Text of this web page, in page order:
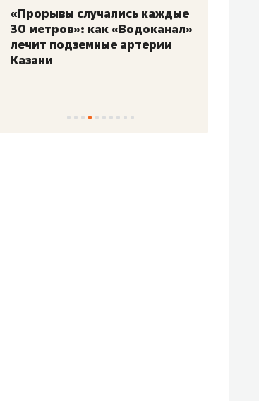
«Прорывы случались каждые
30 метров»: как «Водоканал»
лечит подземные артерии
Казани